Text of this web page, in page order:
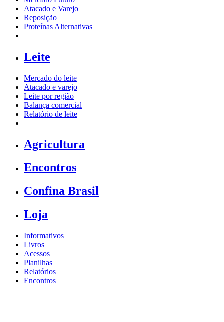
Atacado e Varejo
Reposição
Proteínas Alternativas
Leite
Mercado do leite
Atacado e varejo
Leite por região
Balança comercial
Relatório de leite
Agricultura
Encontros
Confina Brasil
Loja
Informativos
Livros
Acessos
Planilhas
Relatórios
Encontros